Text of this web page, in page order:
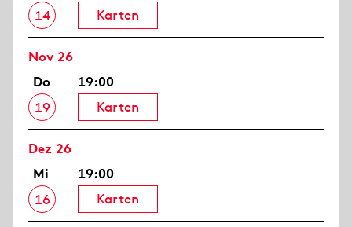
14
Karten
Nov 26
Do
19
19:00
Karten
Dez 26
Mi
16
19:00
Karten